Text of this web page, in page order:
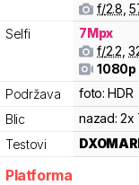
f/2.8
Selfi
7Mpx
f/2.2
1080p
Podržava
foto: HDR
Blic
nazad: 2x
Testovi
Platforma